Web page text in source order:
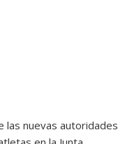
las nuevas autoridades